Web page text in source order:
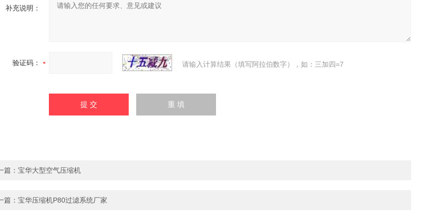
补充说明：
验证码： 请输入计算结果（填写阿拉伯数字），如：三加四=7
篇： 宝华大型空气压缩机
篇： 宝华压缩机P80过滤系统厂家